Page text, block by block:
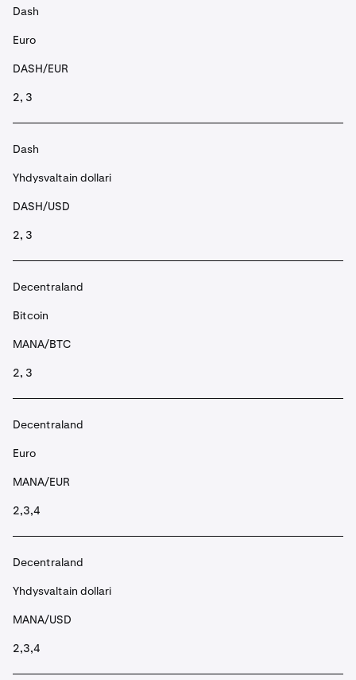
Dash
Euro
DASH/EUR
2, 3
Dash
Yhdysvaltain dollari
DASH/USD
2, 3
Decentraland
Bitcoin
MANA/BTC
2, 3
Decentraland
Euro
MANA/EUR
2,3,4
Decentraland
Yhdysvaltain dollari
MANA/USD
2,3,4